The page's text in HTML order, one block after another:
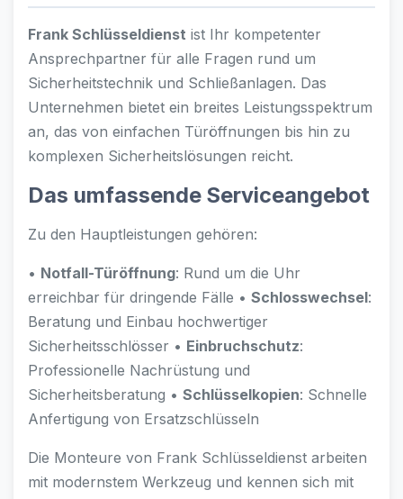
Frank Schlüsseldienst ist Ihr kompetenter
Ansprechpartner für alle Fragen rund um
Sicherheitstechnik und Schließanlagen. Das
Unternehmen bietet ein breites Leistungsspektrum
an, das von einfachen Türöffnungen bis hin zu
komplexen Sicherheitslösungen reicht.
Das umfassende Serviceangebot
Zu den Hauptleistungen gehören:
• Notfall-Türöffnung: Rund um die Uhr
erreichbar für dringende Fälle • Schlosswechsel:
Beratung und Einbau hochwertiger
Sicherheitsschlösser • Einbruchschutz:
Professionelle Nachrüstung und
Sicherheitsberatung • Schlüsselkopien: Schnelle
Anfertigung von Ersatzschlüsseln
Die Monteure von Frank Schlüsseldienst arbeiten
mit modernstem Werkzeug und kennen sich mit